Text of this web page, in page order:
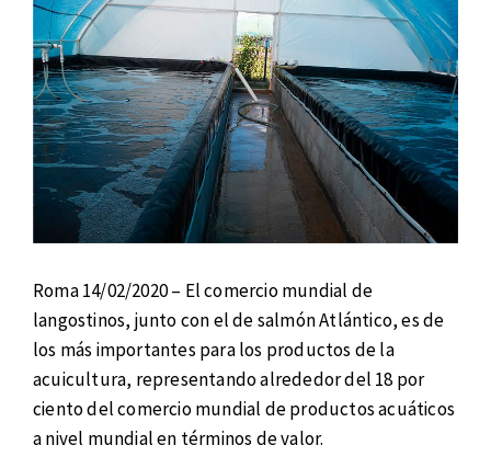
Roma 14/02/2020 – El comercio mundial de
langostinos, junto con el de salmón Atlántico, es de
los más importantes para los productos de la
acuicultura, representando alrededor del 18 por
ciento del comercio mundial de productos acuáticos
a nivel mundial en términos de valor.